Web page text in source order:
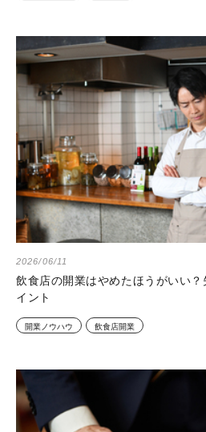
2026/06/11
飲食店の開業はやめたほうがいい
イント
開業ノウハウ 飲食店開業